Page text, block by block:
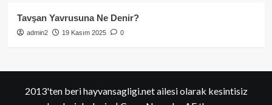
Tavşan Yavrusuna Ne Denir?
admin2 19 Kasım 2025 0
2013'ten beri hayvansagligi.net ailesi olarak kesintisiz